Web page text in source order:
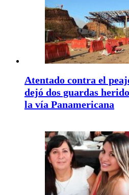
Atentado contra el
dejó dos guardas
la vía Panamericana